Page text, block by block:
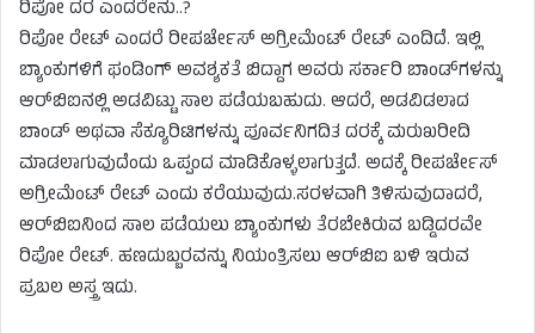
ರಿಪೋ ದರ ಎಂದರೇನು..?
ರಿಪೋ ರೇಟ್ ಎಂದರೆ ರೀಪರ್ಚೇಸ್ ಅಗ್ರೀಮೆಂಟ್ ರೇಟ್ ಎಂದಿದೆ. ಇಲ್ಲಿ
ಬ್ಯಾಂಕುಗಳಿಗೆ ಫಂಡಿಂಗ್ ಅವಶ್ಯಕತೆ ಬಿದ್ದಾಗ ಅವರು ಸರ್ಕಾರಿ ಬಾಂಡ್​​ಗಳನ್ನು
ಆರ್​​ಬಿಐನಲ್ಲಿ ಅಡವಿಟ್ಟು ಸಾಲ ಪಡೆಯಬಹುದು. ಆದರೆ, ಅಡವಿಡಲಾದ
ಬಾಂಡ್ ಅಥವಾ ಸೆಕ್ಯೂರಿಟಿಗಳನ್ನು ಪೂರ್ವನಿಗದಿತ ದರಕ್ಕೆ ಮರುಖರೀದಿ
ಮಾಡಲಾಗುವುದೆಂದು ಒಪ್ಪಂದ ಮಾಡಿಕೊಳ್ಳಲಾಗುತ್ತದೆ. ಅದಕ್ಕೆ ರೀಪರ್ಚೇಸ್
ಅಗ್ರೀಮೆಂಟ್ ರೇಟ್ ಎಂದು ಕರೆಯುವುದು.ಸರಳವಾಗಿ ತಿಳಿಸುವುದಾದರೆ,
ಆರ್​​ಬಿಐನಿಂದ ಸಾಲ ಪಡೆಯಲು ಬ್ಯಾಂಕುಗಳು ತೆರಬೇಕಿರುವ ಬಡ್ಡಿದರವೇ
ರಿಪೋ ರೇಟ್. ಹಣದುಬ್ಬರವನ್ನು ನಿಯಂತ್ರಿಸಲು ಆರ್​​ಬಿಐ ಬಳಿ ಇರುವ
ಪ್ರಬಲ ಅಸ್ತ್ರ ಇದು.